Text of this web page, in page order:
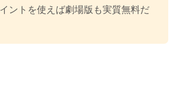
ントを使えば劇場版も実質無料だ